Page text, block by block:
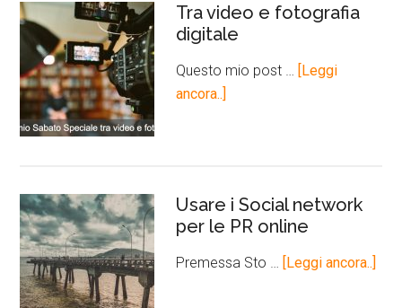
Tra video e fotografia
digitale
Questo mio post … [Leggi
ancora..]
Usare i Social network
per le PR online
Premessa Sto … [Leggi ancora..]